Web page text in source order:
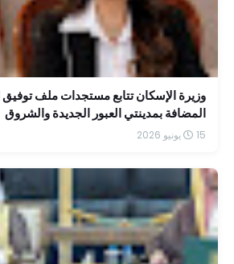
وزيرة الإسكان تتابع مستجدات ملف توفيق
المضافة بمدينتي العبور الجديدة والشروق
15 يونيو 2026